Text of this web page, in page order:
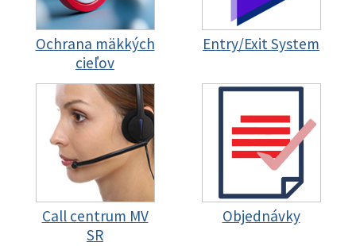
Ochrana mäkkých
cieľov
Entry/Exit System
Call centrum MV
SR
Objednávky